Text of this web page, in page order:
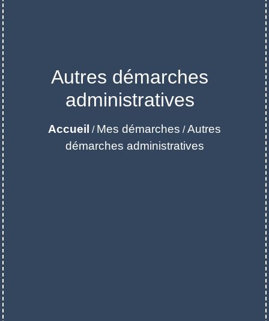
Autres démarches
administratives
Accueil / Mes démarches /Autres
démarches administratives